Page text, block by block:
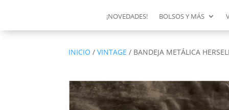
¡NOVEDADES! BOLSOS Y MÁS
INICIO /VINTAGE / BANDEJA METÁLICA